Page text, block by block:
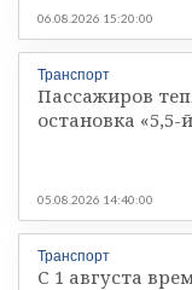
06.08.2026 15:20:00
Транспорт
Пассажиров
остановка «5,5-
05.08.2026 14:40:00
Транспорт
С 1 августа